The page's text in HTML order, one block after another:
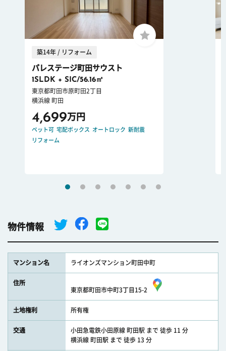
築14年 / リフォーム
パレステージ町田サウスト
1SLDK + SIC/56.16㎡
東京都町田市原町田2丁目
横浜線 町田
4,699万円
ペット可 宅配ボックス オートロック 新耐震
リフォーム
物件情報
マンション名 ライオンズマンション町田中町
住所
東京都町田市中町3丁目15-2
土地権利 所有権
交通
小田急電鉄小田原線 町田駅 まで 徒歩 11 分
横浜線 町田駅 まで 徒歩 13 分